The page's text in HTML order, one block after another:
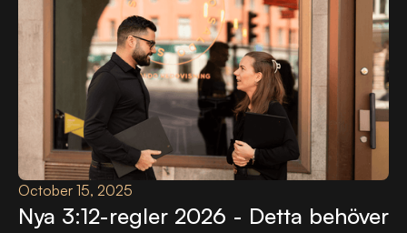
October 15, 2025
Nya 3:12-regler 2026 - Detta behöver